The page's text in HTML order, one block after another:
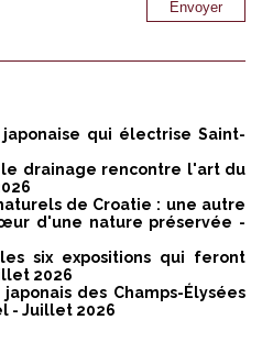
qui électrise Saint-
le drainage rencontre l'art du
de Croatie : une autre
d'une nature préservée -
six expositions qui feront
2026
des Champs-Élysées
- Juillet 2026